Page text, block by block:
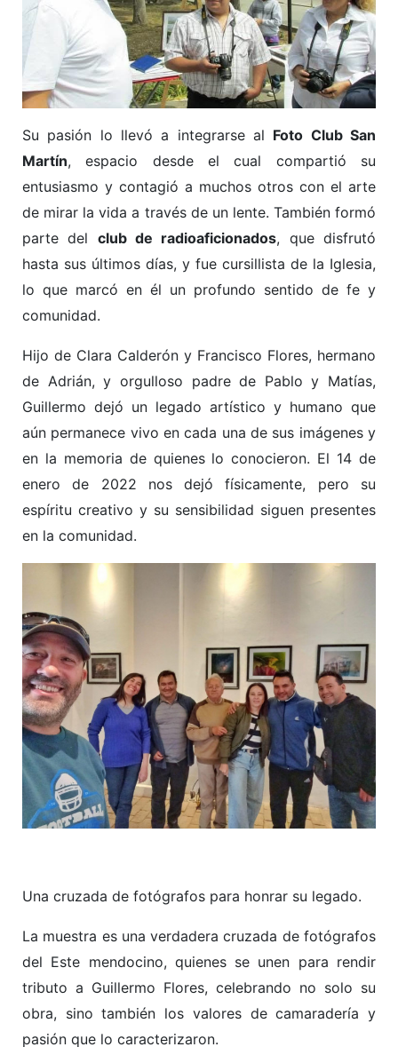
Su pasión lo llevó a integrarse al Foto Club San
Martín, espacio desde el cual compartió su
entusiasmo y contagió a muchos otros con el arte
de mirar la vida a través de un lente. También formó
parte del club de radioaficionados, que disfrutó
hasta sus últimos días, y fue cursillista de la Iglesia,
lo que marcó en él un profundo sentido de fe y
comunidad.
Hijo de Clara Calderón y Francisco Flores, hermano
de Adrián, y orgulloso padre de Pablo y Matías,
Guillermo dejó un legado artístico y humano que
aún permanece vivo en cada una de sus imágenes y
en la memoria de quienes lo conocieron. El 14 de
enero de 2022 nos dejó físicamente, pero su
espíritu creativo y su sensibilidad siguen presentes
en la comunidad.
Una cruzada de fotógrafos para honrar su legado.
La muestra es una verdadera cruzada de fotógrafos
del Este mendocino, quienes se unen para rendir
tributo a Guillermo Flores, celebrando no solo su
obra, sino también los valores de camaradería y
pasión que lo caracterizaron.